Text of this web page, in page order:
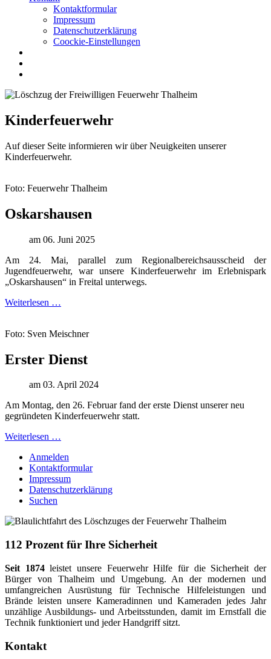
Kontaktformular
Impressum
Datenschutzerklärung
Coockie-Einstellungen
Kinderfeuerwehr
Auf dieser Seite informieren wir über Neuigkeiten unserer
Kinderfeuerwehr.
Foto: Feuerwehr Thalheim
Oskarshausen
am 06. Juni 2025
Am 24. Mai, parallel zum Regionalbereichsausscheid der
Jugendfeuerwehr, war unsere Kinderfeuerwehr im Erlebnispark
„Oskarshausen“ in Freital unterwegs.
Weiterlesen …
Foto: Sven Meischner
Erster Dienst
am 03. April 2024
Am Montag, den 26. Februar fand der erste Dienst unserer neu
gegründeten Kinderfeuerwehr statt.
Weiterlesen …
Anmelden
Kontaktformular
Impressum
Datenschutzerklärung
Suchen
112 Prozent für Ihre Sicherheit
Seit 1874leistet unsere Feuerwehr Hilfe für die Sicherheit der
Bürger von Thalheim und Umgebung. An der modernen und
umfangreichen Ausrüstung für Technische Hilfeleistungen und
Brände leisten unsere Kameradinnen und Kameraden jedes Jahr
unzählige Ausbildungs- und Arbeitsstunden, damit im Ernstfall die
Technik funktioniert und jeder Handgriff sitzt.
Kontakt